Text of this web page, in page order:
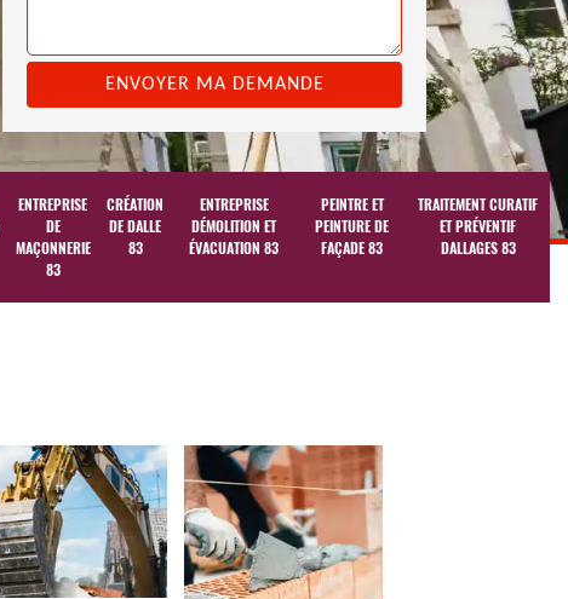
ENTREPRISE
DE
MAÇONNERIE
83
CRÉATION
DE DALLE
83
ENTREPRISE
DÉMOLITION ET
ÉVACUATION 83
PEINTRE ET
PEINTURE DE
FAÇADE 83
TRAITEMENT CURATIF
ET PRÉVENTIF
DALLAGES 83